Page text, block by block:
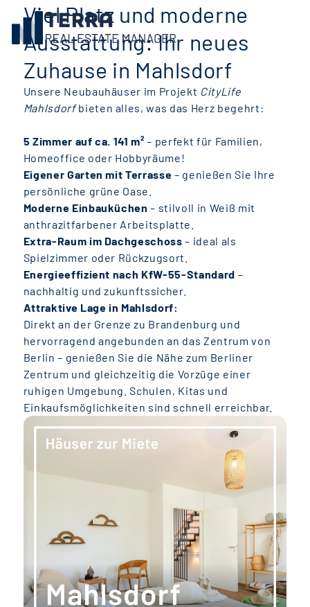
Viel Platz und moderne
Ausstattung: Ihr neues
Zuhause in Mahlsdorf
Unsere Neubauhäuser im Projekt CityLife
Mahlsdorfbieten alles, was das Herz begehrt:
5 Zimmer auf ca. 141 m²– perfekt für Familien,
Homeoffice oder Hobbyräume!
Eigener Garten mit Terrasse – genießen Sie Ihre
persönliche grüne Oase.
Moderne Einbauküchen – stilvoll in Weiß mit
anthrazitfarbener Arbeitsplatte.
Extra-Raum im Dachgeschoss– ideal als
Spielzimmer oder Rückzugsort.
Energieeffizient nach KfW-55-Standard –
nachhaltig und zukunftssicher.
Attraktive Lage in Mahlsdorf:
Direkt an der Grenze zu Brandenburg und
hervorragend angebunden an das Zentrum von
Berlin – genießen Sie die Nähe zum Berliner
Zentrum und gleichzeitig die Vorzüge einer
ruhigen Umgebung. Schulen, Kitas und
Einkaufsmöglichkeiten sind schnell erreichbar.